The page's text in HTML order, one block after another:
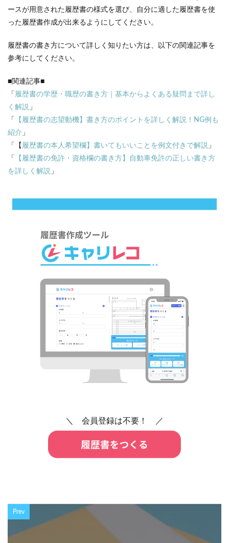
ースが用意された履歴書の様式を選び、自分に適した履歴書を使
った履歴書作成が出来るようにしてください。
履歴書の書き方について詳しく知りたい方は、以下の関連記事を
参考にしてください。
■関連記事■
「 履歴書の学歴・職歴の書き方｜基本からよくある疑問まで詳し
く解説 」
「
【履歴書の志望動機】書き方のポイントを詳しく解説！NG例も
紹介 」
「【 履歴書の本人希望欄】書いてもいいことを例文付きで解説 」
「
【履歴書の免許・資格欄の書き方】自動車免許の正しい書き方
を詳しく解説 」
＼ 会員登録は不要！ ／
Prev